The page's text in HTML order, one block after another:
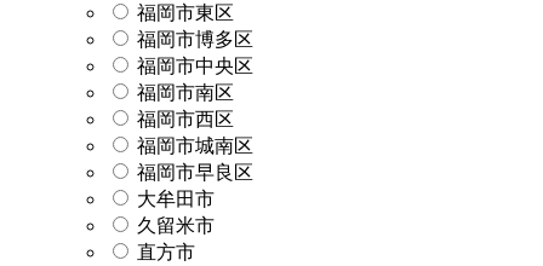
福岡市東区
福岡市博多区
福岡市中央区
福岡市南区
福岡市西区
福岡市城南区
福岡市早良区
大牟田市
久留米市
直方市